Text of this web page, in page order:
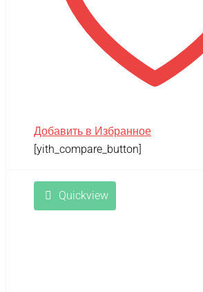
Добавить в Избранное
[yith_compare_button]
Quickview